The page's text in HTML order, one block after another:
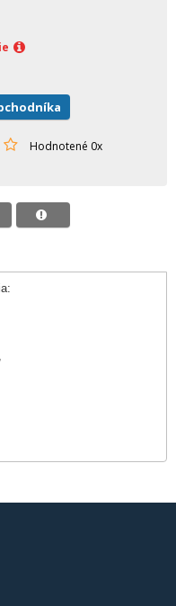
Hodnotené 0x